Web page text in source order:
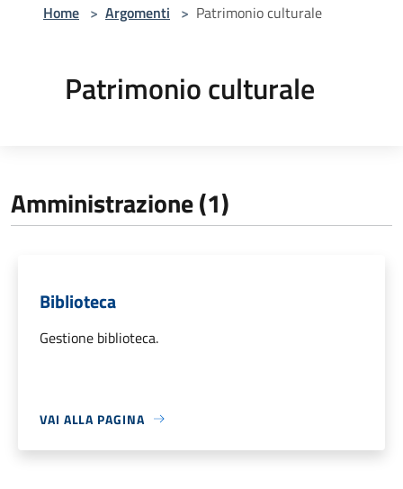
Home > Argomenti > Patrimonio culturale
Patrimonio culturale
Amministrazione (1)
Biblioteca
Gestione biblioteca.
VAI ALLA PAGINA